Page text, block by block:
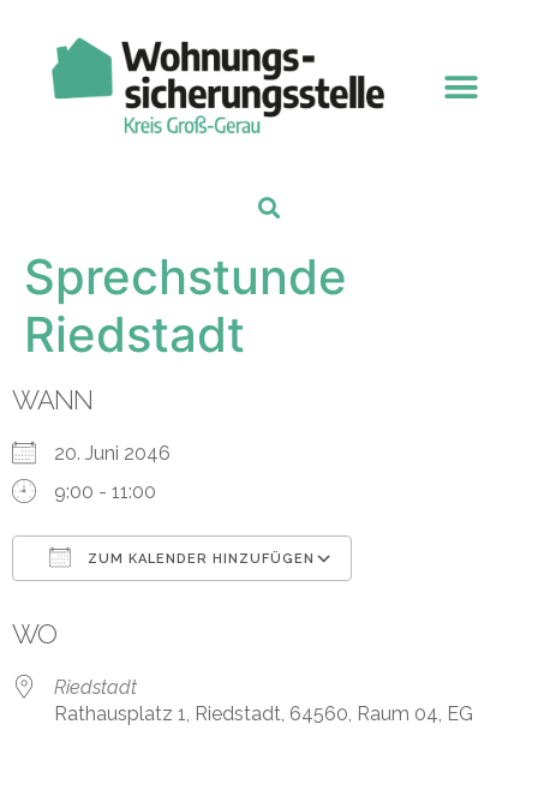
Sprechstunde
Riedstadt
WANN
20. Juni 2046
9:00 - 11:00
ZUM KALENDER HINZUFÜGEN
WO
Riedstadt
Rathausplatz 1, Riedstadt, 64560, Raum 04, EG